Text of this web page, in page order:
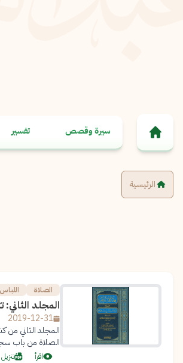
سيرة وقصص تفسير
الرئيسية
الصلاة اللباس
المجلد
2019-12-31
المجلد الثاني من
الصلاة من باب
اقرأ تنزيل